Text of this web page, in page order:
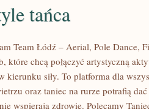
tańca
Team Łódź – Aerial, Pole Dance,
które chcą połączyć artystyczną
kierunku siły. To platforma dla
oraz taniec na rurze potrafią
wspierają zdrowie. Polecamy